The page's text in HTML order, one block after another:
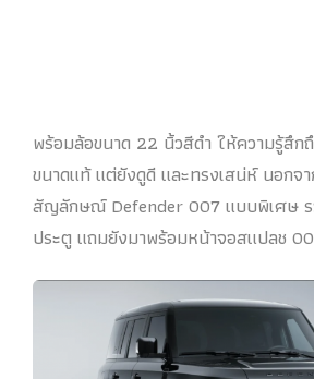
พร้อมล้อขนาด 22 นิ้วสีดำ ให้ความรู้สึกถึ
ขนาดแท้ แต่ยังดูดี และทรงเสน่ห์ นอกจ
สัญลักษณ์ Defender 007 แบบพิเศษ ร
ประตู แถมยังมาพร้อมหน้าจอสแปลช